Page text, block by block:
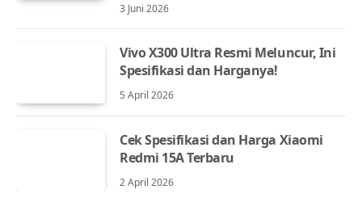
3 Juni 2026
Vivo X300 Ultra Resmi Meluncur, Ini
Spesifikasi dan Harganya!
5 April 2026
Cek Spesifikasi dan Harga Xiaomi
Redmi 15A Terbaru
2 April 2026